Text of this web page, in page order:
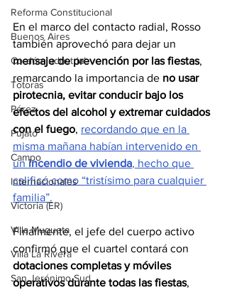
Reforma Constitucional
Buenos Aires
Cordón Industrial
Totoras
Pérez
Pujato
Campo
Internacionales
Victoria (ER)
Villa Mugueta
Villa La Rivera
San Jerónimo Sud
En el marco del contacto radial, Rosso
también aprovechó para dejar un
mensaje de prevención por las fiestas,
remarcando la importancia de no usar
pirotecnia, evitar conducir bajo los
efectos del alcohol y extremar cuidados
con el fuego, recordando que en la
misma mañana habían intervenido en
un incendio de vivienda, hecho que
calificó como “tristísimo para cualquier
familia”.
Finalmente, el jefe del cuerpo activo
confirmó que el cuartel contará con
dotaciones completas y móviles
operativos durante todas las fiestas,